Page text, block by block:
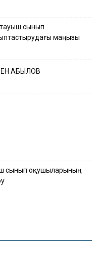
сынып
маңызы
ҚАБЫЛОВ
сынып оқушыларының